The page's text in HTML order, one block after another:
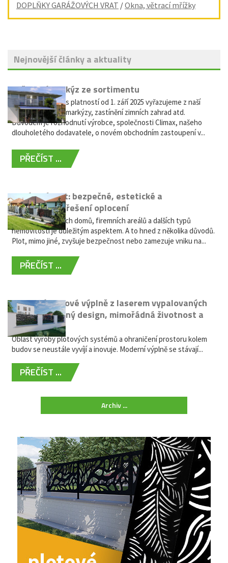
DOPLŇKY GARÁŽOVÝCH VRAT /Okna, větrací mřížky
Nejnovější články a aktuality
Vyřazení markýz ze sortimentu
Vážení zákazníci, s platností od 1. září 2025 vyřazujeme z naší
nabídky výsuvné markýzy, zastínění zimních zahrad atd.
Důvodem je rozhodnutí výrobce, společnosti Climax, našeho
dlouholetého dodavatele, o novém obchodním zastoupení v...
PŘEČÍST ...
Hliníkový plot: bezpečné, estetické a
bezúdržbové řešení oplocení
Oplocení rodinných domů, firemních areálů a dalších typů
nemovitostí je důležitým aspektem. A to hned z několika důvodů.
Plot, mimo jiné, zvyšuje bezpečnost nebo zamezuje vniku na...
PŘEČÍST ...
Moderní plotové výplně z laserem vypalovaných
kovů: výjimečný design, mimořádná životnost a
žádná údržba
Oblast výroby plotových systémů a ohraničení prostoru kolem
budov se neustále vyvíjí a inovuje. Moderní výplně se stávají...
PŘEČÍST ...
Archiv ...